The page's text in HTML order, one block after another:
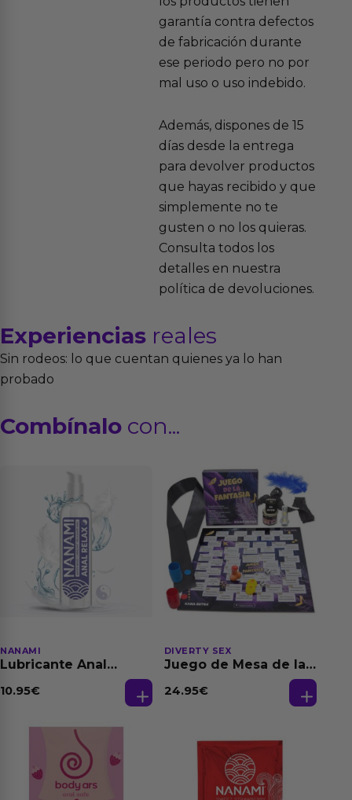
garantía contra defectos
de fabricación durante
ese periodo pero no por
mal uso o uso indebido.
Además, dispones de 15
días desde la entrega
para devolver productos
que hayas recibido y que
simplemente no te
gusten o no los quieras.
Consulta todos los
detalles en nuestra
política de devoluciones.
Experiencias reales
Sin rodeos: lo que cuentan quienes ya lo han
probado
Combínalo con...
NANAMI
Lubricante Anal
Dilatación Base Agua
10.95€
DIVERTY SEX
Juego de Mesa de las
24.95€